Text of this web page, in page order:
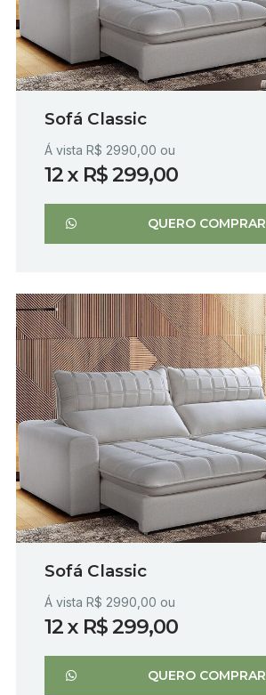
Sofá Classic
Á vista R$ 2990,00 ou
12 x R$ 299,00
QUERO COMPRAR
Sofá Classic
Á vista R$ 2990,00 ou
12 x R$ 299,00
QUERO COMPRAR